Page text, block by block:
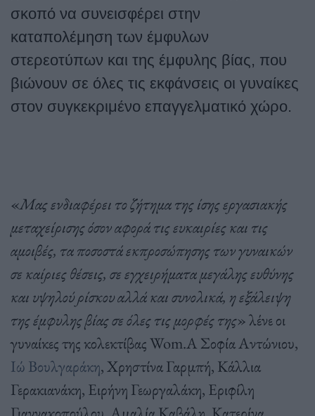
σκοπό να συνεισφέρει στην
καταπολέμηση των έμφυλων
στερεοτύπων και της έμφυλης βίας, που
βιώνουν σε όλες τις εκφάνσεις οι γυναίκες
στον συγκεκριμένο επαγγελματικό χώρο.
«Μας ενδιαφέρει το ζήτημα της ίσης εργασιακής
μεταχείρισης όσον αφορά τις ευκαιρίες και τις
αμοιβές, τα ποσοστά εκπροσώπησης των γυναικών
σε καίριες θέσεις, σε εγχειρήματα μεγάλης ευθύνης
και υψηλού ρίσκου αλλά και συνολικά, η εξάλειψη
της έμφυλης βίας σε όλες τις μορφές της» λένε οι
γυναίκες της κολεκτίβας Wom.A Σοφία Αντώνιου,
Ιώ Βουλγαράκη, Χρηστίνα Γαρμπή, Κάλλια
Γερακιανάκη, Ειρήνη Γεωργαλάκη, Εριφίλη